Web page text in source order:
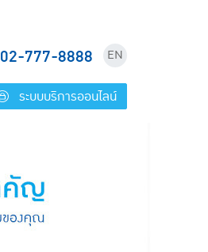
02-777-8888 EN
ระบบบริการออนไลน์